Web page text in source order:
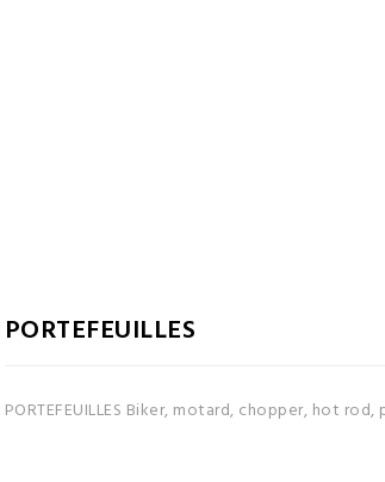
PORTEFEUILLES
PORTEFEUILLES Biker, motard, chopper, hot